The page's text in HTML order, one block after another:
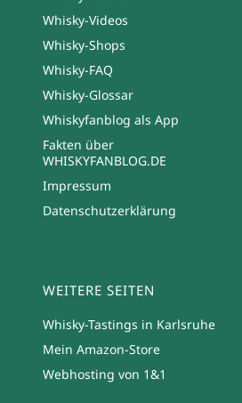
Whisky-Videos
Whisky-Shops
Whisky-FAQ
Whisky-Glossar
Whiskyfanblog als App
Fakten über
WHISKYFANBLOG.DE
Impressum
Datenschutzerklärung
WEITERE SEITEN
Whisky-Tastings in Karlsruhe
Mein Amazon-Store
Webhosting von 1&1